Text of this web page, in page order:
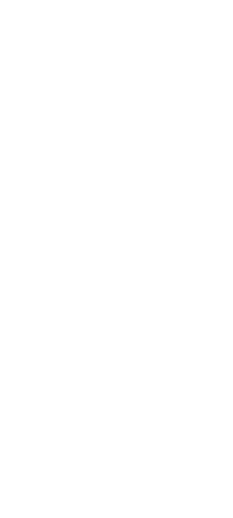
传统刑侦手段，接连破
血少帅许又安与昆曲名伶荣
觅属于自己幸福历程的爱情
），以及每天被他使唤来使